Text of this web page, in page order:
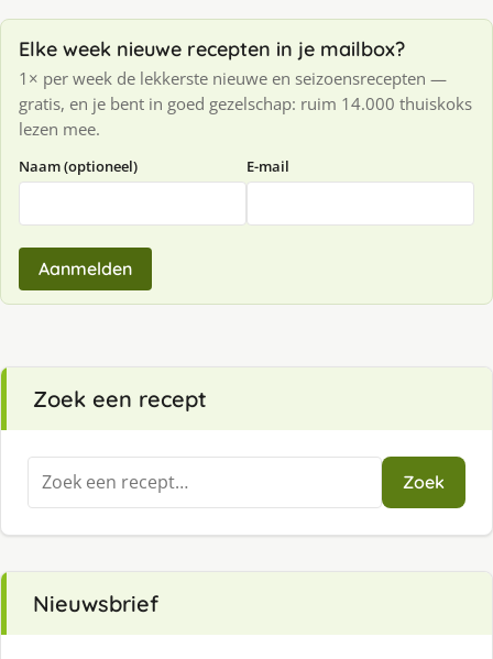
Elke week nieuwe recepten in je mailbox?
1× per week de lekkerste nieuwe en seizoensrecepten —
gratis, en je bent in goed gezelschap: ruim 14.000 thuiskoks
lezen mee.
Naam (optioneel) E-mail
Aanmelden
Zoek een recept
Zoeken
naar:
Zoek
Nieuwsbrief